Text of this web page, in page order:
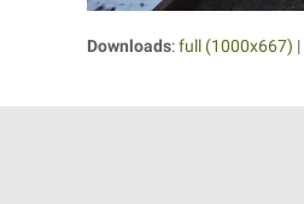
Downloads:full (1000x667) |